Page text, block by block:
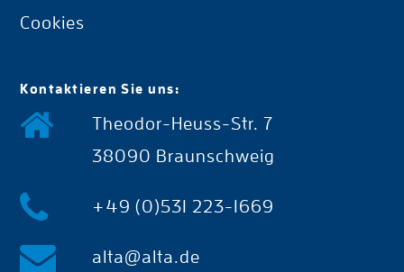
Cookies
Kontaktieren Sie uns:
Theodor-Heuss-Str. 7
38090 Braunschweig
+49 (0)531 223-1669
alta@alta.de